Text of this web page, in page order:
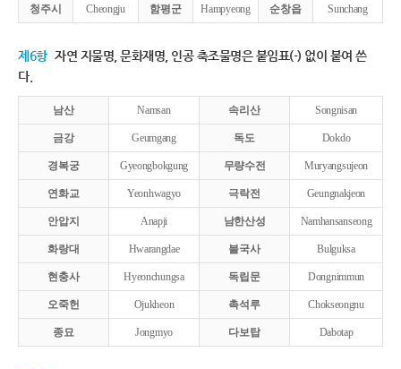
청주시 Cheongju 함평군 Hampyeong 순창읍 Sunchang
제6항 자연 지물명, 문화재명, 인공 축조물명은 붙임표(-) 없이 붙여 쓴
다.
남산 Namsan 속리산 Songnisan
금강 Geumgang 독도 Dokdo
경복궁 Gyeongbokgung 무량수전 Muryangsujeon
연화교 Yeonhwagyo 극락전 Geungnakjeon
안압지 Anapji 남한산성 Namhansanseong
화랑대 Hwarangdae 불국사 Bulguksa
현충사 Hyeonchungsa 독립문 Dongnimmun
오죽헌 Ojukheon 촉석루 Chokseongnu
종묘 Jongmyo 다보탑 Dabotap